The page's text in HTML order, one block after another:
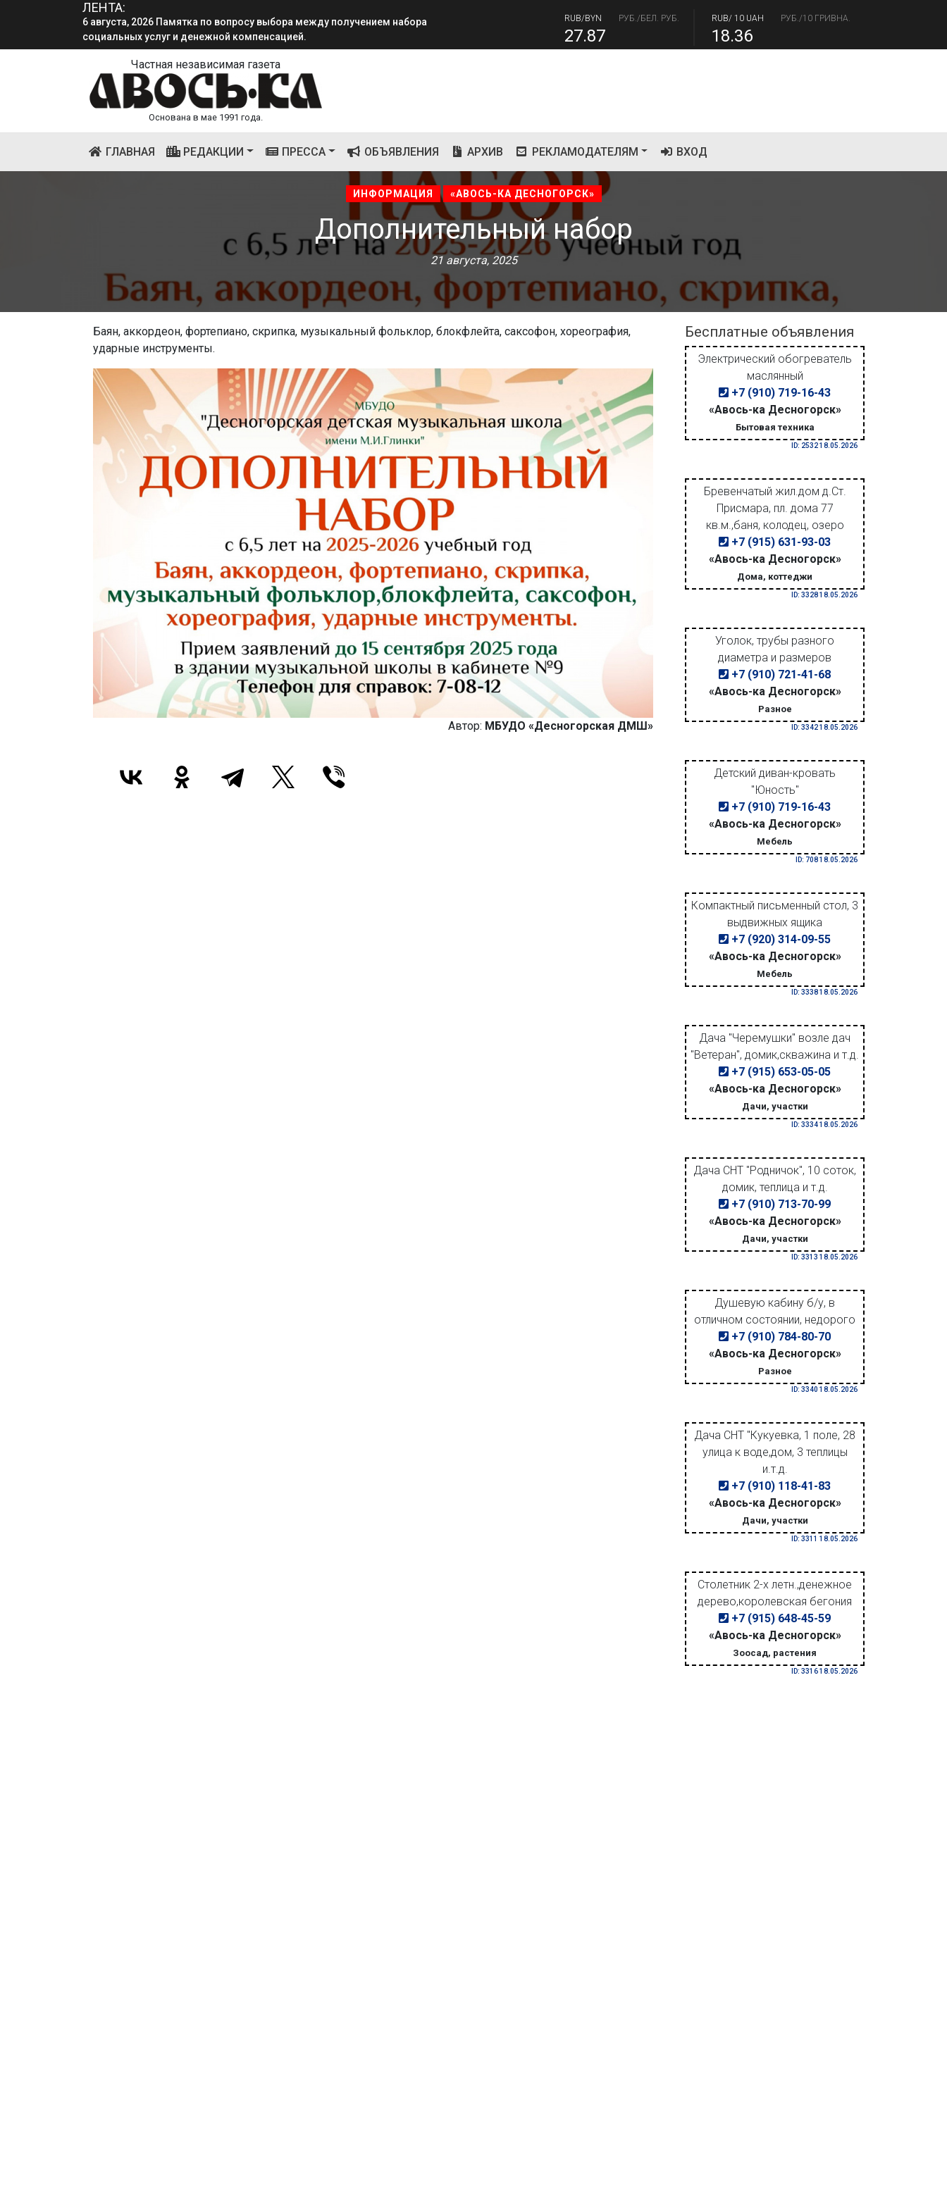
ЛЕНТА:
6 августа, 2026 Памятка по вопросу выбора между получением набора
социальных услуг и денежной компенсацией.
RUB/USD РУБ./ДОЛЛАР RUB/EUR РУБ./ЕВРО
RUB/BYN РУБ./БЕЛ. РУБ.
27.87
RUB/ 10 UAH РУБ./10 ГРИВНА.
18.36
Частная независимая газета
Основана в мае 1991 года.
ГЛАВНАЯ(CURRENT)РЕДАКЦИИ ПРЕССА ОБЪЯВЛЕНИЯ АРХИВ РЕКЛАМОДАТЕЛЯМ ВХОД
ИНФОРМАЦИЯ «АВОСЬ-КА ДЕСНОГОРСК»
Дополнительный набор
21 августа, 2025
Баян, аккордеон, фортепиано, скрипка, музыкальный фольклор, блокфлейта, саксофон, хореография,
ударные инструменты.
Автор: МБУДО «Десногорская ДМШ»
Бесплатные объявления
Электрический обогреватель
маслянный
+7 (910) 719-16-43
«Авось-ка Десногорск»
Бытовая техника
ID: 2532 18.05.2026
Бревенчатый жил.дом д.Ст.
Присмара, пл. дома 77
кв.м.,баня, колодец, озеро
+7 (915) 631-93-03
«Авось-ка Десногорск»
Дома, коттеджи
ID: 3328 18.05.2026
Уголок, трубы разного
диаметра и размеров
+7 (910) 721-41-68
«Авось-ка Десногорск»
Разное
ID: 3342 18.05.2026
Детский диван-кровать
"Юность"
+7 (910) 719-16-43
«Авось-ка Десногорск»
Мебель
ID: 708 18.05.2026
Компактный письменный стол, 3
выдвижных ящика
+7 (920) 314-09-55
«Авось-ка Десногорск»
Мебель
ID: 3338 18.05.2026
Дача "Черемушки" возле дач
"Ветеран", домик,скважина и т.д.
+7 (915) 653-05-05
«Авось-ка Десногорск»
Дачи, участки
ID: 3334 18.05.2026
Дача СНТ "Родничок", 10 соток,
домик, теплица и т.д.
+7 (910) 713-70-99
«Авось-ка Десногорск»
Дачи, участки
ID: 3313 18.05.2026
Душевую кабину б/у, в
отличном состоянии, недорого
+7 (910) 784-80-70
«Авось-ка Десногорск»
Разное
ID: 3340 18.05.2026
Дача СНТ "Кукуевка, 1 поле, 28
улица к воде,дом, 3 теплицы
и.т.д.
+7 (910) 118-41-83
«Авось-ка Десногорск»
Дачи, участки
ID: 3311 18.05.2026
Столетник 2-х летн.,денежное
дерево,королевская бегония
+7 (915) 648-45-59
«Авось-ка Десногорск»
Зоосад, растения
ID: 3316 18.05.2026